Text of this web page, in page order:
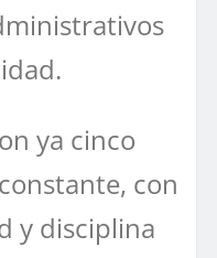
ya cinco
con
y disciplina